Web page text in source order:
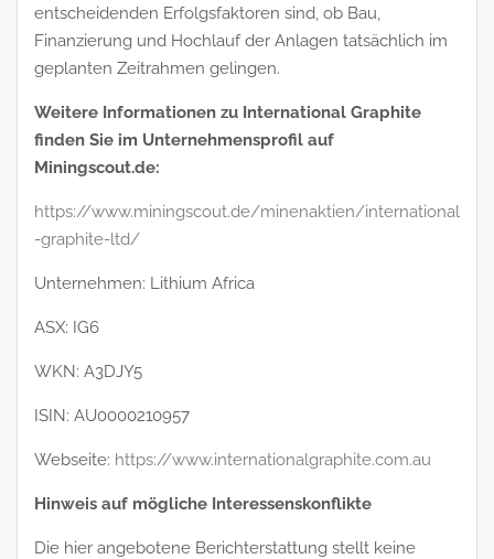
entscheidenden Erfolgsfaktoren sind, ob Bau,
Finanzierung und Hochlauf der Anlagen tatsächlich im
geplanten Zeitrahmen gelingen.
Weitere Informationen zu International Graphite
finden Sie im Unternehmensprofil auf
Miningscout.de:
https://www.miningscout.de/minenaktien/international
-graphite-ltd/
Unternehmen: Lithium Africa
ASX: IG6
WKN: A3DJY5
ISIN: AU0000210957
Webseite: https://www.internationalgraphite.com.au
Hinweis auf mögliche Interessenskonflikte
Die hier angebotene Berichterstattung stellt keine